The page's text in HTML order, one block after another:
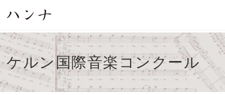
ケルン国際音楽コンクール